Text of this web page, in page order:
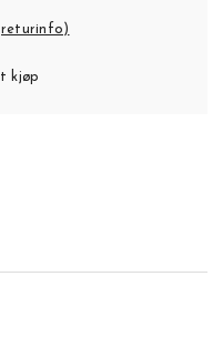
kjøp